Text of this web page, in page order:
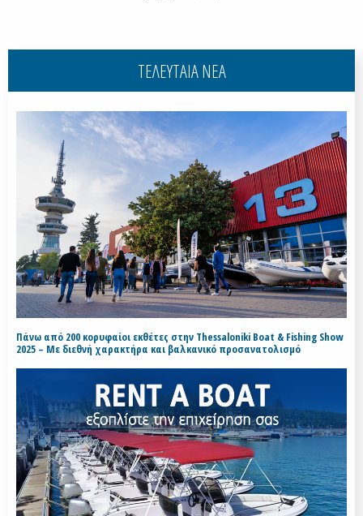
ΤΕΛΕΥΤΑΙΑ ΝΕΑ
Πάνω από 200 κορυφαίοι εκθέτες στην Thessaloniki Boat & Fishing Show
2025 – Με διεθνή χαρακτήρα και βαλκανικό προσανατολισμό